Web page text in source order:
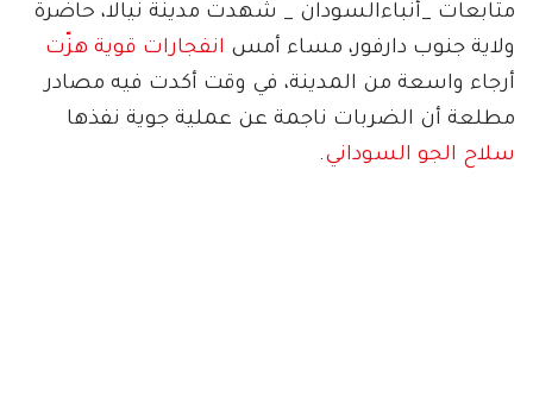
متابعات _أنباءالسودان _ شهدت مدينة نيالا، حاضرة
ولاية جنوب دارفور، مساء أمس انفجارات قوية هزّت
أرجاء واسعة من المدينة، في وقت أكدت فيه مصادر
مطلعة أن الضربات ناجمة عن عملية جوية نفذها
سلاح الجو السوداني.